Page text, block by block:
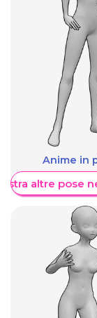
Anime in
altre pose